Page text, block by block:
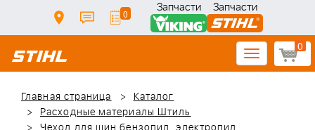
0 Запчасти Запчасти
0
Toggle
navigation
Главная страница
Каталог
Расходные материалы Штиль